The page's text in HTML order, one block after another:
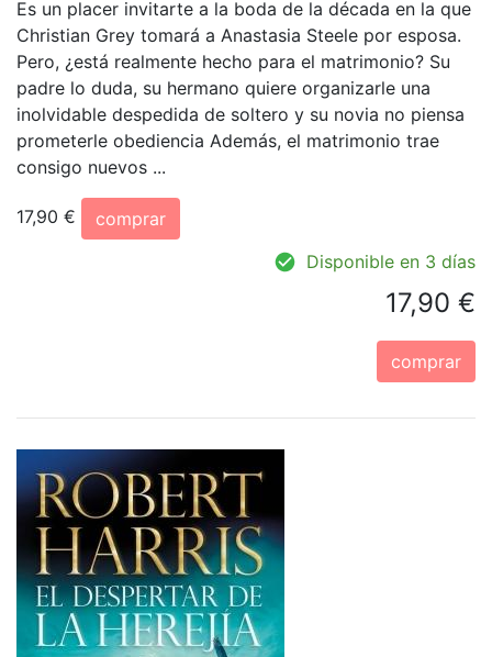
Es un placer invitarte a la boda de la década en la que
Christian Grey tomará a Anastasia Steele por esposa.
Pero, ¿está realmente hecho para el matrimonio? Su
padre lo duda, su hermano quiere organizarle una
inolvidable despedida de soltero y su novia no piensa
prometerle obediencia Además, el matrimonio trae
consigo nuevos ...
17,90 €
comprar
Disponible en 3 días
17,90 €
comprar